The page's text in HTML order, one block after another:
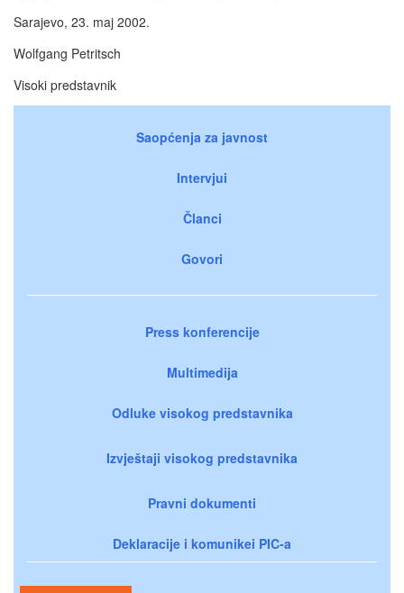
Sarajevo, 23. maj 2002.
Wolfgang Petritsch
Visoki predstavnik
Saopćenja za javnost
Intervjui
Članci
Govori
Press konferencije
Multimedija
Odluke visokog predstavnika
Izvještaji visokog predstavnika
Pravni dokumenti
Deklaracije i komunikei PIC-a